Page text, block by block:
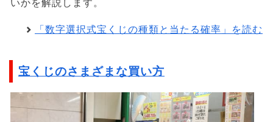
いかを解説します。
「数字選択式宝くじの種類と当たる確率」を読む
宝くじのさまざまな買い方